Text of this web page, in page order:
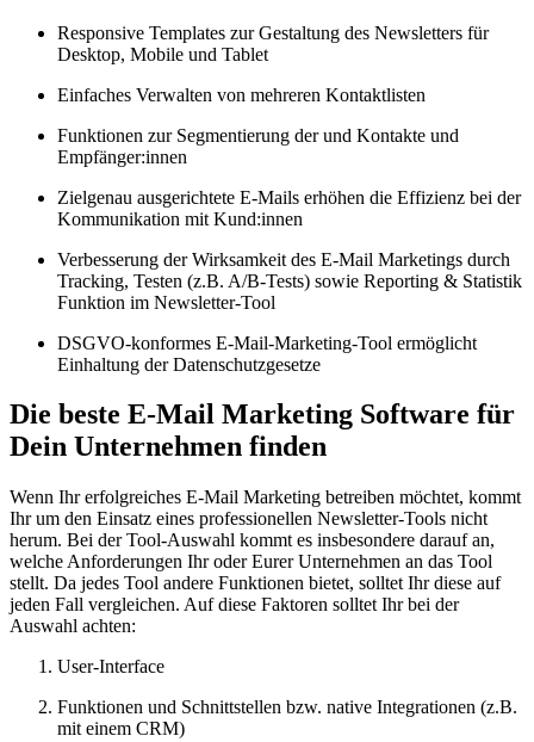
Responsive Templates zur Gestaltung des Newsletters für
Desktop, Mobile und Tablet
Einfaches Verwalten von mehreren Kontaktlisten
Funktionen zur Segmentierung der und Kontakte und
Empfänger:innen
Zielgenau ausgerichtete E-Mails erhöhen die Effizienz bei der
Kommunikation mit Kund:innen
Verbesserung der Wirksamkeit des E-Mail Marketings durch
Tracking, Testen (z.B. A/B-Tests) sowie Reporting & Statistik
Funktion im Newsletter-Tool
DSGVO-konformes E-Mail-Marketing-Tool ermöglicht
Einhaltung der Datenschutzgesetze
Die beste E-Mail Marketing Software für
Dein Unternehmen finden
Wenn Ihr erfolgreiches E-Mail Marketing betreiben möchtet, kommt
Ihr um den Einsatz eines professionellen Newsletter-Tools nicht
herum. Bei der Tool-Auswahl kommt es insbesondere darauf an,
welche Anforderungen Ihr oder Eurer Unternehmen an das Tool
stellt. Da jedes Tool andere Funktionen bietet, solltet Ihr diese auf
jeden Fall vergleichen. Auf diese Faktoren solltet Ihr bei der
Auswahl achten:
User-Interface
Funktionen und Schnittstellen bzw. native Integrationen (z.B.
mit einem CRM)